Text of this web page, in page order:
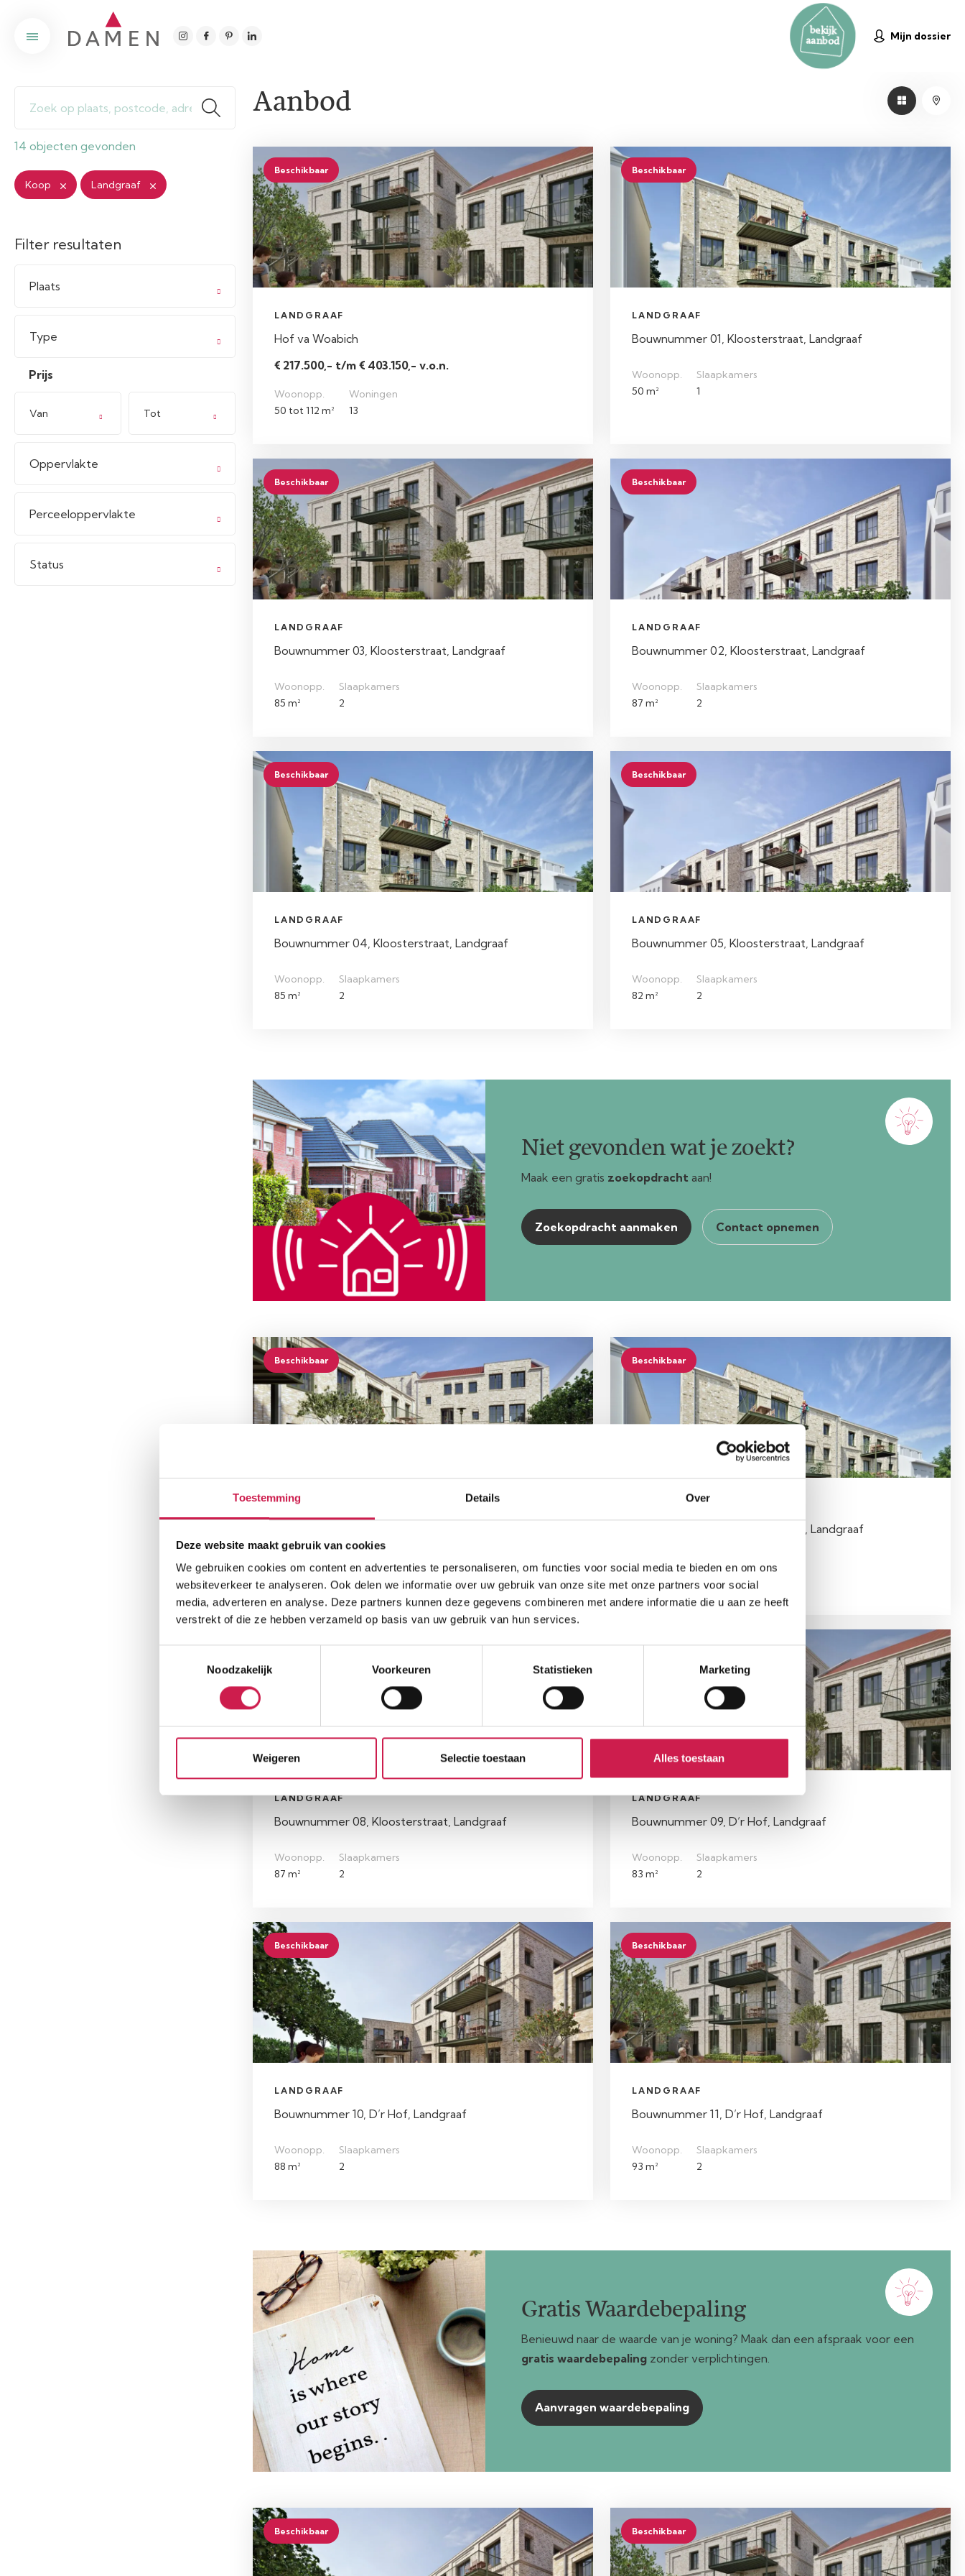
Toestemming Details Over
Deze website maakt gebruik van cookies
We gebruiken cookies om content en advertenties te personaliseren, om functies voor social media te bieden en om ons
websiteverkeer te analyseren. Ook delen we informatie over uw gebruik van onze site met onze partners voor social
media, adverteren en analyse. Deze partners kunnen deze gegevens combineren met andere informatie die u aan ze heeft
verstrekt of die ze hebben verzameld op basis van uw gebruik van hun services.
Noodzakelijk
Voorkeuren Statistieken Marketing
Weigeren Selectie toestaan Alles toestaan
bekijk
aanbod Mijn dossier
14 objecten gevonden
Koop Landgraaf
Filter resultaten
Type
Plaats
Van Tot
Prijs
Oppervlakte
Perceeloppervlakte
Status
Aanbod
Beschikbaar
LANDGRAAF
Hof va Woabich
€ 217.500,- t/m € 403.150,- v.o.n.
Woonopp.
50 tot 112 m²
Woningen
13
Beschikbaar
LANDGRAAF
Bouwnummer 01, Kloosterstraat, Landgraaf
Woonopp.
50 m²
Slaapkamers
1
Beschikbaar
LANDGRAAF
Bouwnummer 03, Kloosterstraat, Landgraaf
Woonopp.
85 m²
Slaapkamers
2
Beschikbaar
LANDGRAAF
Bouwnummer 02, Kloosterstraat, Landgraaf
Woonopp.
87 m²
Slaapkamers
2
Beschikbaar
LANDGRAAF
Bouwnummer 04, Kloosterstraat, Landgraaf
Woonopp.
85 m²
Slaapkamers
2
Beschikbaar
LANDGRAAF
Bouwnummer 05, Kloosterstraat, Landgraaf
Woonopp.
82 m²
Slaapkamers
2
Niet gevonden wat je zoekt?
Maak een gratis zoekopdracht aan!
Zoekopdracht aanmaken Contact opnemen
Beschikbaar
LANDGRAAF
Woonopp.
87 m²
Slaapkamers
2
Beschikbaar
LANDGRAAF
Bouwnummer 07, Kloosterstraat, Landgraaf
Woonopp.
85 m²
Slaapkamers
2
LANDGRAAF
Bouwnummer 08, Kloosterstraat, Landgraaf
Woonopp.
87 m²
Slaapkamers
2
LANDGRAAF
Bouwnummer 09, D’r Hof, Landgraaf
Woonopp.
83 m²
Slaapkamers
2
Beschikbaar
LANDGRAAF
Bouwnummer 10, D’r Hof, Landgraaf
Woonopp.
88 m²
Slaapkamers
2
Beschikbaar
LANDGRAAF
Bouwnummer 11, D’r Hof, Landgraaf
Woonopp.
93 m²
Slaapkamers
2
Gratis Waardebepaling
Benieuwd naar de waarde van je woning? Maak dan een afspraak voor een
gratis waardebepalingzonder verplichtingen.
Aanvragen waardebepaling
Beschikbaar Beschikbaar